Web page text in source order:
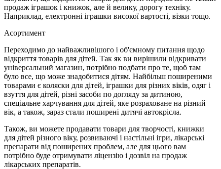
продаж іграшок і книжок, але й велику, дорогу техніку.
Наприклад, електронні іграшки високої вартості, візки тощо.
Асортимент
Переходимо до найважливішого і об'ємному питання щодо
відкриття товарів для дітей. Так як ви вирішили відкривати
універсальний магазин, потрібно подбати про те, щоб там
було все, що може знадобитися дітям. Найбільш поширеними
товарами є коляски для дітей, іграшки для різних віків, одяг і
взуття для дітей, різні засоби по догляду за дитиною,
спеціальне харчування для дітей, яке розраховане на різний
вік, а також, зараз стали поширені дитячі автокрісла.
Також, ви можете продавати товари для творчості, книжки
для дітей різного віку, розвиваючі і настільні ігри, лікарські
препарати від поширених проблем, але для цього вам
потрібно буде отримувати ліцензію і дозвіл на продаж
лікарських препаратів.